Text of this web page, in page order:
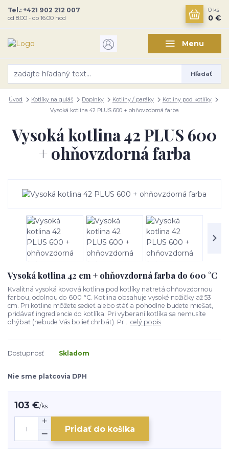
Menu
Hľadať
Tel.: +421 902 212 007
od 8:00 - do 16:00 hod
0 ks
0 €
Úvod Kotlíky na guláš Doplnky Kotliny / paráky
Kotliny pod kotlíky
Vysoká kotlina 42 PLUS 600 + ohňovzdorná farba
Vysoká kotlina 42 PLUS 600
+ ohňovzdorná farba
Vysoká kotlina 42 cm + ohňovzdorná farba do 600 °C
Kvalitná vysoká kovová kotlina pod kotlíky natretá ohňovzdornou
farbou, odolnou do 600 °C. Kotlina obsahuje vysoké nožičky až 53
cm. Pri kotline môžete sedieť alebo stáť a pohodlne budete miešať,
pridávať ingrediencie do kotlíka. Pri vyberaní kotlíka sa nemusíte
ohýbať (nebude Vás bolieť chrbát). Pr... celý popis
Dostupnosť Skladom
Nie sme platcovia DPH
103 €/ks
Pridať do košíka